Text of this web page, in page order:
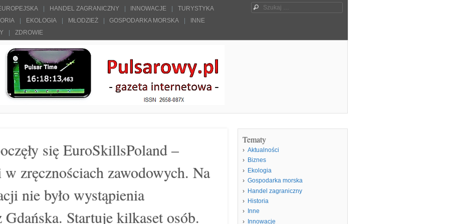
HANDEL ZAGRANICZNY INNOWACJE
TURYSTYKA
EKOLOGIA MŁODZIEŻ GOSPODARKA MORSKA
INNE
ZDROWIE
Szukaj
się EuroSkillsPoland –
zręcznościach zawodowych. Na
nie było wystąpienia
Gdańska. Startuje kilkaset osób.
Tematy
Aktualności
Biznes
Ekologia
Gospodarka morska
Handel zagraniczny
Historia
Inne
Innowacje